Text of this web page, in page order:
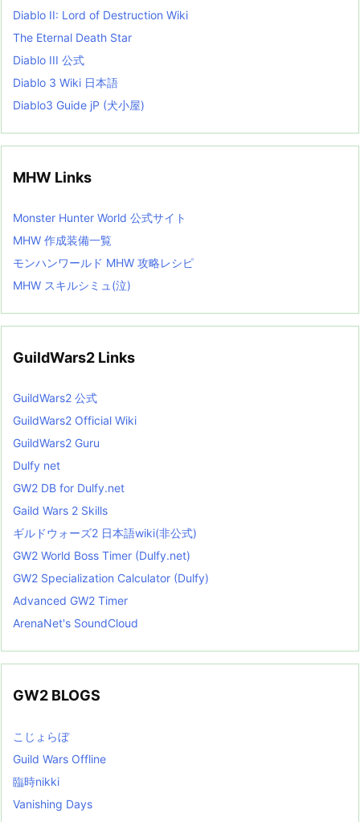
Diablo II: Lord of Destruction Wiki
The Eternal Death Star
Diablo III 公式
Diablo 3 Wiki 日本語
Diablo3 Guide jP (犬小屋)
MHW Links
Monster Hunter World 公式サイト
MHW 作成装備一覧
モンハンワールド MHW 攻略レシピ
MHW スキルシミュ(泣)
GuildWars2 Links
GuildWars2 公式
GuildWars2 Official Wiki
GuildWars2 Guru
Dulfy net
GW2 DB for Dulfy.net
Gaild Wars 2 Skills
ギルドウォーズ2 日本語wiki(非公式)
GW2 World Boss Timer (Dulfy.net)
GW2 Specialization Calculator (Dulfy)
Advanced GW2 Timer
ArenaNet's SoundCloud
GW2 BLOGS
こじょらぼ
Guild Wars Offline
臨時nikki
Vanishing Days